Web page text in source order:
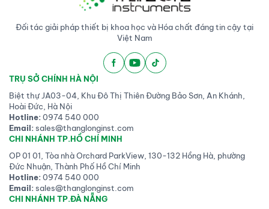
Đối tác giải pháp thiết bị khoa học và Hóa chất đáng tin cậy tại
Việt Nam
TRỤ SỞ CHÍNH HÀ NỘI
Biệt thự JA03-04, Khu Đô Thị Thiên Đường Bảo Sơn, An Khánh,
Hoài Đức, Hà Nội
Hotline:0974 540 000
Email:sales@thanglonginst.com
CHI NHÁNH TP.HỒ CHÍ MINH
OP 01 01, Tòa nhà Orchard ParkView, 130-132 Hồng Hà, phường
Đức Nhuận, Thành Phố Hồ Chí Minh
Hotline:0974 540 000
Email:sales@thanglonginst.com
CHI NHÁNH TP.ĐÀ NẴNG